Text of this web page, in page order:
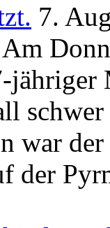
7.
jähriger
war
der